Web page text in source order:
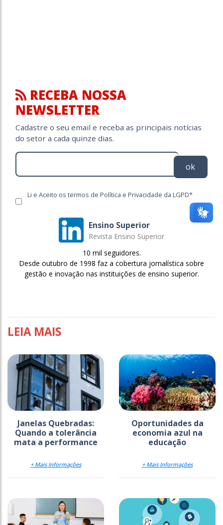
RECEBA NOSSA
NEWSLETTER
Cadastre o seu email e receba as principais notícias
do setor a cada quinze dias.
ok
Li e Aceito os termos de Política e Privacidade da LGPD*
Ensino Superior
Revista Ensino Superior
10 mil seguidores.
Desde outubro de 1998 faz a cobertura jornalística sobre
gestão e inovação nas instituições de ensino superior.
LEIA MAIS
Janelas Quebradas:
Quando a tolerância
mata a performance
+ Mais Informações
Oportunidades da
economia azul na
educação
+ Mais Informações